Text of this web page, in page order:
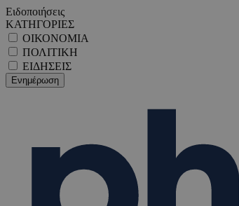
Ειδοποιήσεις
ΚΑΤΗΓΟΡΙΕΣ
ΟΙΚΟΝΟΜΙΑ
ΠΟΛΙΤΙΚΗ
ΕΙΔΗΣΕΙΣ